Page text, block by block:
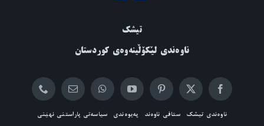
تیشک
ناوەندی لێکۆڵینەوەی کوردستان
ناوەندی تیشک ستافی ناوەند پەیوەندی سیاسەتی پاراستنی نهێنی